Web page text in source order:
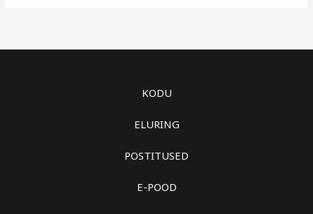
KODU
ELURING
POSTITUSED
E-POOD